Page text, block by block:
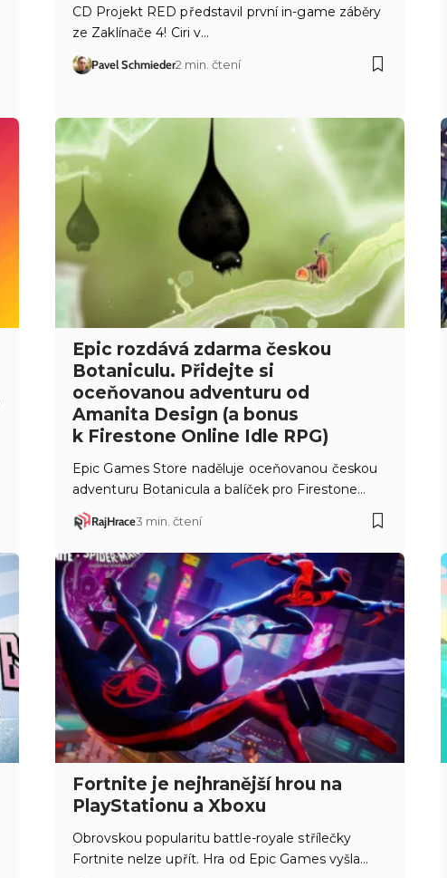
CD Projekt RED představil první in-game záběry
ze Zaklínače 4! Ciri v…
Pavel Schmieder2 min. čtení
Epic rozdává zdarma českou
Botaniculu. Přidejte si
oceňovanou adventuru od
Amanita Design (a bonus
k Firestone Online Idle RPG)
Epic Games Store naděluje oceňovanou českou
adventuru Botanicula a balíček pro Firestone…
RajHrace3 min. čtení
Fortnite je nejhranější hrou na
PlayStationu a Xboxu
Obrovskou popularitu battle-royale střílečky
Fortnite nelze upřít. Hra od Epic Games vyšla…